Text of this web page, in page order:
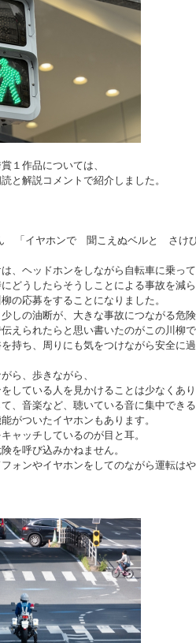
１作品については、
と解説コメントで紹介しました。
「イヤホンで 聞こえぬベルと さけ
、ヘッドホンをしながら自転車に乗っ
どうしたらそうしことによる事故を減
の応募をすることになりました。
少しの油断が、大きな事故につながる危
えられたらと思い書いたのがこの川柳
持ち、周りにも気をつけながら安全に
ら、歩きながら、
している人を見かけることは少なくあ
、音楽など、聴いている音に集中できる
がついたイヤホンもあります。
ャッチしているのが目と耳。
を呼び込みかねません。
ォンやイヤホンをしてのながら運転は